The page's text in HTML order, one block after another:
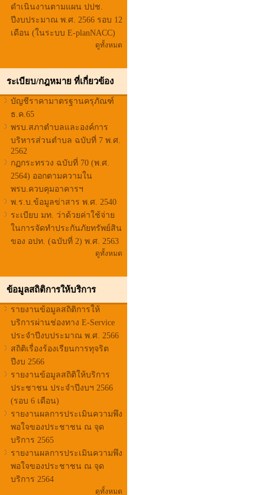
ดำเนินงานตามแผน ปปช.
ปีงบประมาณ พ.ศ. 2566 รอบ 12
เดือน (ในระบบ E-planNACC)
ดูทั้งหมด
ระเบียบ/กฎหมาย ที่เกี่ยวข้อง
บัญชีราคามาตรฐานครุภัณฑ์
ธ.ค.65
พรบ.สภาตำบลและองค์การ
บริหารส่วนตำบล ฉบับที่ 7 พ.ศ.
2562
กฏกระทรวง ฉบับที่ 70 (พ.ศ.
2564) ออกตามความใน
พรบ.ควบคุมอาคารฯ
พ.ร.บ.ข้อมูลข่าสาร พ.ศ. 2540
ระเบียบ มท. ว่าด้วยค่าใช้จ่าย
ในการจัดทำประกันภัยทรัพย์สิน
ของ อปท. (ฉบับที่ 2) พ.ศ. 2563
ดูทั้งหมด
ข้อมูลสถิติการให้บริการ
รายงานข้อมูลสถิติการให้
บริการผ่านช่องทาง E-Service
ประจำปีงบประมาณ พ.ศ. 2566
สถิติเรื่องร้องเรียนการทุจริต
ปีงบ 2566
รายงานข้อมูลสถิติให้บริการ
ประชาชน ประจำปีงบฯ 2566
(รอบ 6 เดือน)
รายงานผลการประเมินความพึง
พอใจของประชาชน ณ จุด
บริการ 2565
รายงานผลการประเมินความพึง
พอใจของประชาชน ณ จุด
บริการ 2564
ดูทั้งหมด